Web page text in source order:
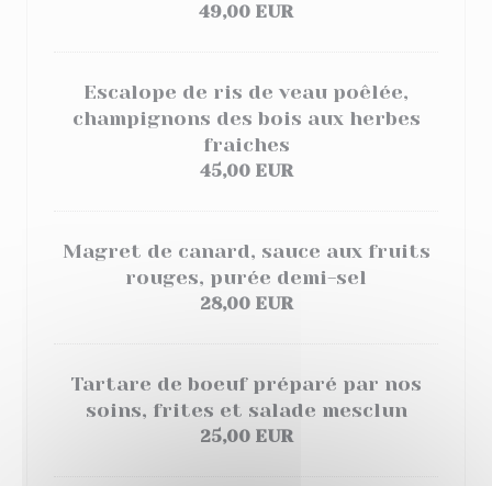
49,00 EUR
Escalope de ris de veau poêlée,
champignons des bois aux herbes
fraiches
45,00 EUR
Magret de canard, sauce aux fruits
rouges, purée demi-sel
28,00 EUR
Tartare de boeuf préparé par nos
soins, frites et salade mesclun
25,00 EUR